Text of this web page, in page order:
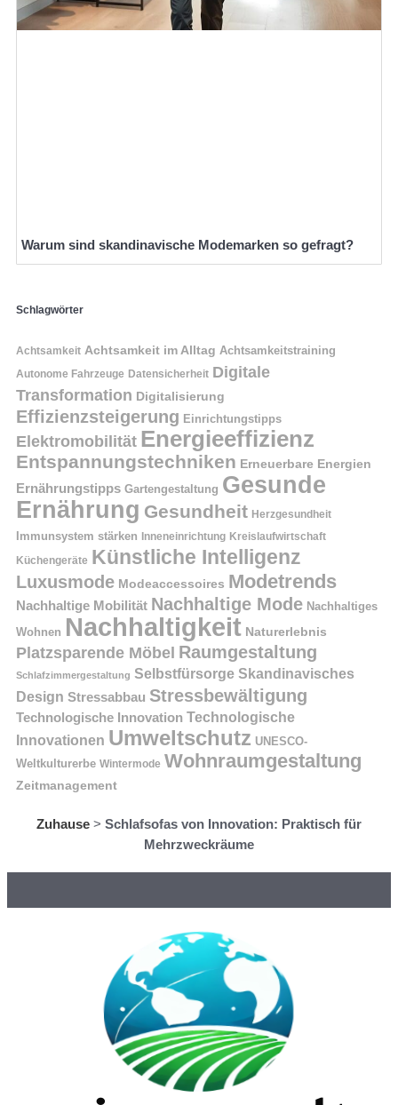
Warum sind skandinavische Modemarken so gefragt?
Schlagwörter
Achtsamkeit Achtsamkeit im Alltag Achtsamkeitstraining
Autonome Fahrzeuge Datensicherheit Digitale
Transformation Digitalisierung
Effizienzsteigerung Einrichtungstipps
Elektromobilität Energieeffizienz
Entspannungstechniken Erneuerbare Energien
Ernährungstipps Gartengestaltung Gesunde
Ernährung Gesundheit Herzgesundheit
Immunsystem stärken Inneneinrichtung Kreislaufwirtschaft
Küchengeräte Künstliche Intelligenz
Luxusmode Modeaccessoires Modetrends
Nachhaltige Mobilität Nachhaltige Mode Nachhaltiges
Wohnen Nachhaltigkeit Naturerlebnis
Platzsparende Möbel Raumgestaltung
Schlafzimmergestaltung Selbstfürsorge Skandinavisches
Design Stressabbau Stressbewältigung
Technologische Innovation Technologische
Innovationen Umweltschutz UNESCO-
Weltkulturerbe Wintermode Wohnraumgestaltung
Zeitmanagement
Zuhause > Schlafsofas von Innovation: Praktisch für
Mehrzweckräume